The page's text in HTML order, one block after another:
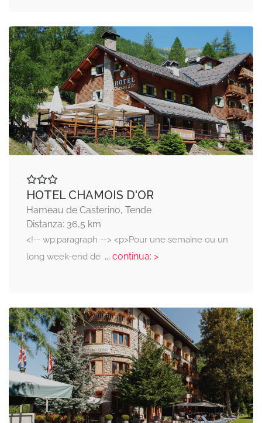
HOTEL CHAMOIS D'OR
Hameau de Casterino, Tende
Distanza: 36,5 km
<!-- wp:paragraph --> <p>Pour une semaine ou un
long week-end de... continua: >